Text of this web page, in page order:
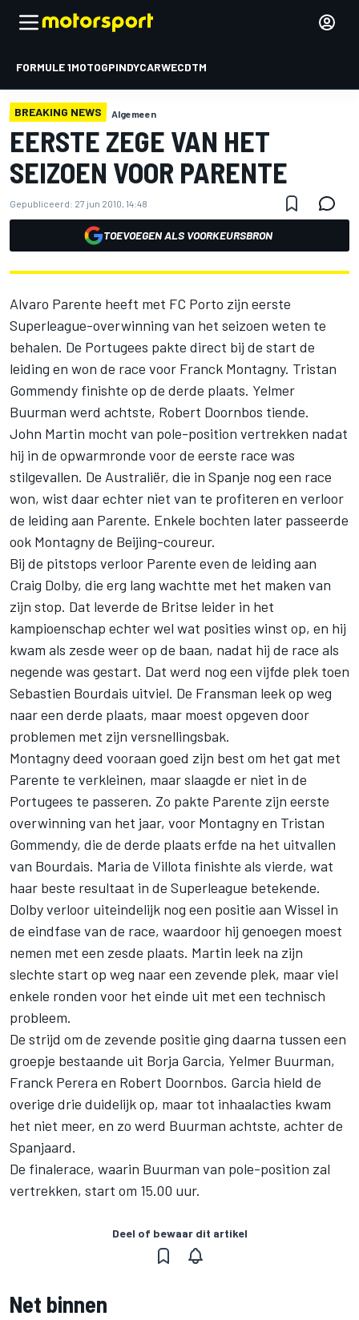
FORMULE 1MOTOGPINDYCARWECDTM
BREAKING NEWS Algemeen
EERSTE ZEGE VAN HET
SEIZOEN VOOR PARENTE
Gepubliceerd: 27 jun 2010, 14:48
TOEVOEGEN ALS VOORKEURSBRON
Alvaro Parente heeft met FC Porto zijn eerste
Superleague-overwinning van het seizoen weten te
behalen. De Portugees pakte direct bij de start de
leiding en won de race voor Franck Montagny. Tristan
Gommendy finishte op de derde plaats. Yelmer
Buurman werd achtste, Robert Doornbos tiende.
John Martin mocht van pole-position vertrekken nadat
hij in de opwarmronde voor de eerste race was
stilgevallen. De Australiër, die in Spanje nog een race
won, wist daar echter niet van te profiteren en verloor
de leiding aan Parente. Enkele bochten later passeerde
ook Montagny de Beijing-coureur.
Bij de pitstops verloor Parente even de leiding aan
Craig Dolby, die erg lang wachtte met het maken van
zijn stop. Dat leverde de Britse leider in het
kampioenschap echter wel wat posities winst op, en hij
kwam als zesde weer op de baan, nadat hij de race als
negende was gestart. Dat werd nog een vijfde plek toen
Sebastien Bourdais uitviel. De Fransman leek op weg
naar een derde plaats, maar moest opgeven door
problemen met zijn versnellingsbak.
Montagny deed vooraan goed zijn best om het gat met
Parente te verkleinen, maar slaagde er niet in de
Portugees te passeren. Zo pakte Parente zijn eerste
overwinning van het jaar, voor Montagny en Tristan
Gommendy, die de derde plaats erfde na het uitvallen
van Bourdais. Maria de Villota finishte als vierde, wat
haar beste resultaat in de Superleague betekende.
Dolby verloor uiteindelijk nog een positie aan Wissel in
de eindfase van de race, waardoor hij genoegen moest
nemen met een zesde plaats. Martin leek na zijn
slechte start op weg naar een zevende plek, maar viel
enkele ronden voor het einde uit met een technisch
probleem.
De strijd om de zevende positie ging daarna tussen een
groepje bestaande uit Borja Garcia, Yelmer Buurman,
Franck Perera en Robert Doornbos. Garcia hield de
overige drie duidelijk op, maar tot inhaalacties kwam
het niet meer, en zo werd Buurman achtste, achter de
Spanjaard.
De finalerace, waarin Buurman van pole-position zal
vertrekken, start om 15.00 uur.
Deel of bewaar dit artikel
Net binnen